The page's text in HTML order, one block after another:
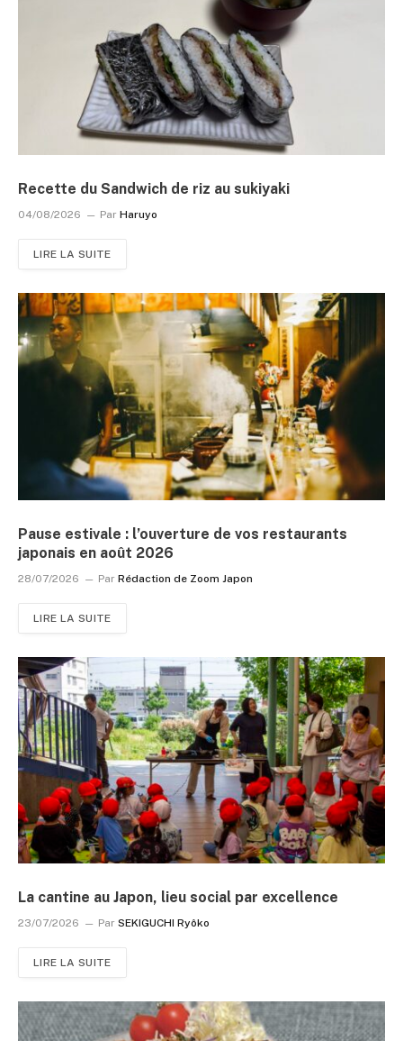
Recette du Sandwich de riz au sukiyaki
04/08/2026 Par Haruyo
LIRE LA SUITE
Pause estivale : l’ouverture de vos restaurants
japonais en août 2026
28/07/2026 Par Rédaction de Zoom Japon
LIRE LA SUITE
La cantine au Japon, lieu social par excellence
23/07/2026 Par SEKIGUCHI Ryôko
LIRE LA SUITE